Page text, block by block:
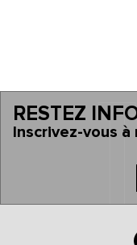
RESTEZ
Inscrivez-vous